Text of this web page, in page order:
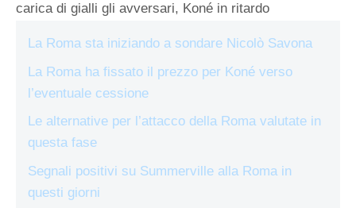
carica di gialli gli avversari, Koné in ritardo
La Roma sta iniziando a sondare Nicolò Savona
La Roma ha fissato il prezzo per Koné verso
l’eventuale cessione
Le alternative per l’attacco della Roma valutate in
questa fase
Segnali positivi su Summerville alla Roma in
questi giorni